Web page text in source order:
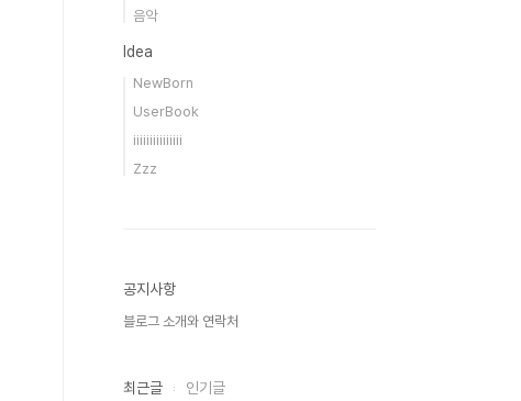
음악
Idea
NewBorn
UserBook
iiiiiiiiiiiiiii
Zzz
공지사항
블로그 소개와 연락처
최근글 인기글